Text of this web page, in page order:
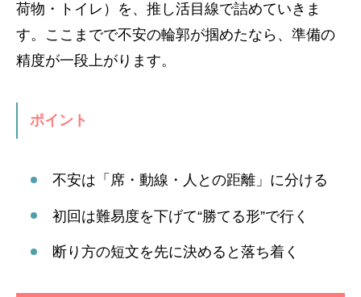
荷物・トイレ）を、推し活目線で詰めていきま
す。ここまでで不安の輪郭が掴めたなら、準備の
精度が一段上がります。
ポイント
不安は「席・動線・人との距離」に分ける
初回は難易度を下げて“勝てる形”で行く
断り方の短文を先に決めると落ち着く